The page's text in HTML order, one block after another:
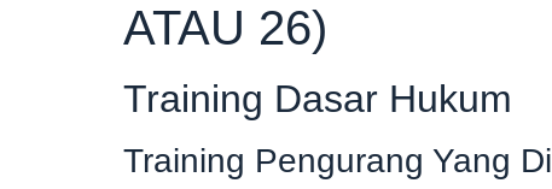
ATAU 26)
Training Dasar Hukum
Training Pengurang Yang